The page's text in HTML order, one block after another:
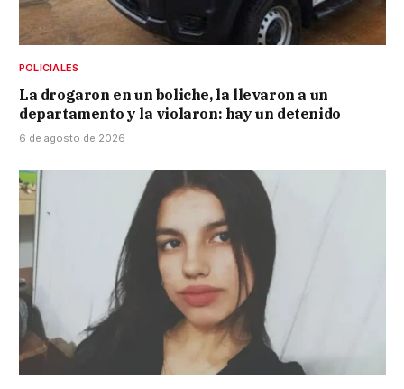
POLICIALES
La drogaron en un boliche, la llevaron a un
departamento y la violaron: hay un detenido
6 de agosto de 2026